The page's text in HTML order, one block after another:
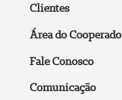
Clientes
Área do Cooperado
Fale Conosco
Comunicação